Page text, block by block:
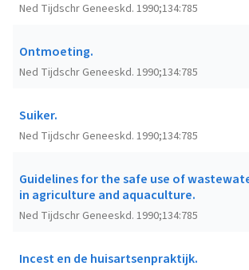
Ned Tijdschr Geneeskd. 1990;134:785
Ontmoeting.
Ned Tijdschr Geneeskd. 1990;134:785
Suiker.
Ned Tijdschr Geneeskd. 1990;134:785
Guidelines for the safe use of
in agriculture and aquaculture.
Ned Tijdschr Geneeskd. 1990;134:785
Incest en de huisartsenpraktijk.